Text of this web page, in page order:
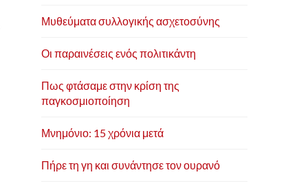
Μυθεύματα συλλογικής ασχετοσύνης
Οι παραινέσεις ενός πολιτικάντη
Πως φτάσαμε στην κρίση της
παγκοσμιοποίηση
Μνημόνιο: 15 χρόνια μετά
Πήρε τη γη και συνάντησε τον ουρανό